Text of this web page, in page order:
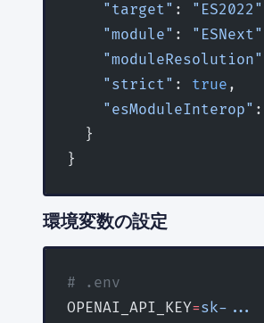
    "target"
: "ES2022"
    "module"
: "ESNext"
    "moduleResolution"
    "strict"
: true ,
    "esModuleInterop"
:
  }
}
環境変数の設定
# .env
OPENAI_API_KEY=sk-...